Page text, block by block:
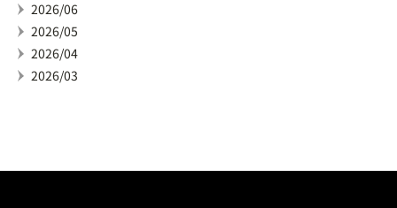
2026/06
2026/05
2026/04
2026/03